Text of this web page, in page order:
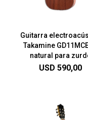
Guitarra
Takamine
natural para
USD 590,00